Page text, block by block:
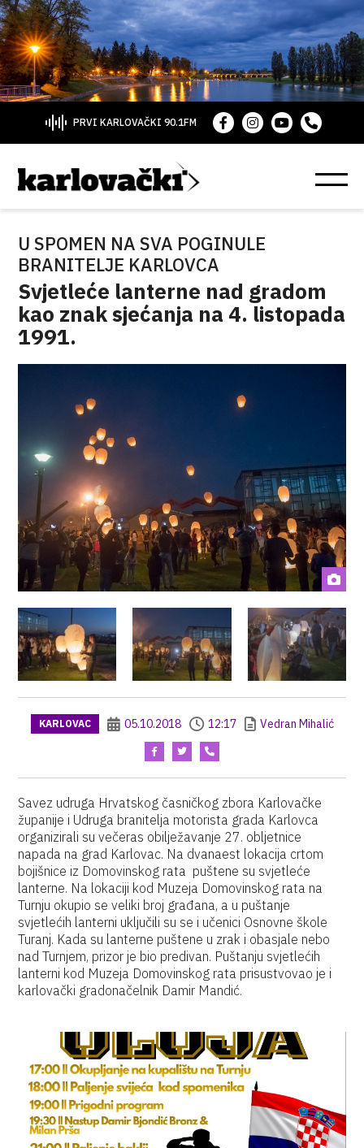
PRVI KARLOVAČKI 90.1FM
U SPOMEN NA SVA POGINULE
BRANITELJE KARLOVCA
Svjetleće lanterne nad gradom
kao znak sjećanja na 4. listopada
1991.
KARLOVAC 05.10.2018 12:17 Vedran Mihalić
Savez udruga Hrvatskog časničkog zbora Karlovačke
županije i Udruga branitelja motorista grada Karlovca
organizirali su večeras obilježavanje 27. obljetnice
napada na grad Karlovac. Na dvanaest lokacija crtom
bojišnice iz Domovinskog rata puštene su svjetleće
lanterne. Na lokaciji kod Muzeja Domovinskog rata na
Turnju okupio se veliki broj građana, a u puštanje
svjetlećih lanterni uključili su se i učenici Osnovne škole
Turanj. Kada su lanterne puštene u zrak i obasjale nebo
nad Turnjem, prizor je bio predivan. Puštanju svjetlećih
lanterni kod Muzeja Domovinskog rata prisustvovao je i
karlovački gradonačelnik Damir Mandić.